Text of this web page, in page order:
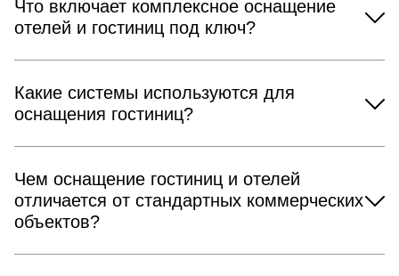
Что включает комплексное оснащение
отелей и гостиниц под ключ?
Какие системы используются для
оснащения гостиниц?
Чем оснащение гостиниц и отелей
отличается от стандартных коммерческих
объектов?